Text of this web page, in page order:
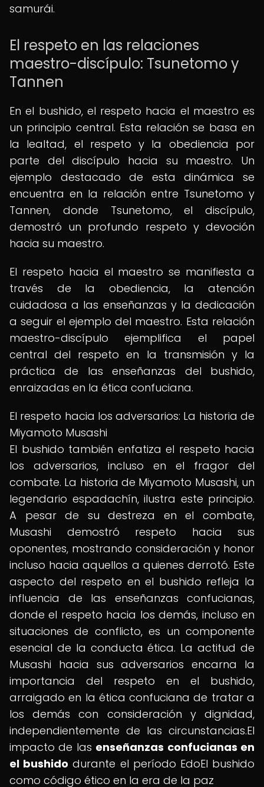
samurái.
El respeto en las relaciones
maestro-discípulo: Tsunetomo y
Tannen
En el bushido, el respeto hacia el maestro es
un principio central. Esta relación se basa en
la lealtad, el respeto y la obediencia por
parte del discípulo hacia su maestro. Un
ejemplo destacado de esta dinámica se
encuentra en la relación entre Tsunetomo y
Tannen, donde Tsunetomo, el discípulo,
demostró un profundo respeto y devoción
hacia su maestro.
El respeto hacia el maestro se manifiesta a
través de la obediencia, la atención
cuidadosa a las enseñanzas y la dedicación
a seguir el ejemplo del maestro. Esta relación
maestro-discípulo ejemplifica el papel
central del respeto en la transmisión y la
práctica de las enseñanzas del bushido,
enraizadas en la ética confuciana.
El respeto hacia los adversarios: La historia de
Miyamoto Musashi
El bushido también enfatiza el respeto hacia
los adversarios, incluso en el fragor del
combate. La historia de Miyamoto Musashi, un
legendario espadachín, ilustra este principio.
A pesar de su destreza en el combate,
Musashi demostró respeto hacia sus
oponentes, mostrando consideración y honor
incluso hacia aquellos a quienes derrotó. Este
aspecto del respeto en el bushido refleja la
influencia de las enseñanzas confucianas,
donde el respeto hacia los demás, incluso en
situaciones de conflicto, es un componente
esencial de la conducta ética. La actitud de
Musashi hacia sus adversarios encarna la
importancia del respeto en el bushido,
arraigado en la ética confuciana de tratar a
los demás con consideración y dignidad,
independientemente de las circunstancias.El
impacto de las enseñanzas confucianas en
el bushido durante el período EdoEl bushido
como código ético en la era de la paz